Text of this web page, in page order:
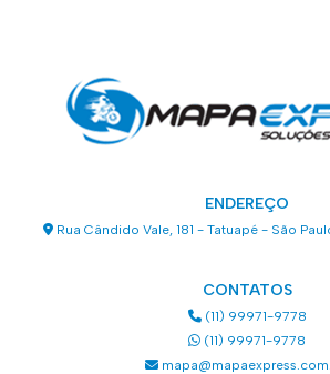
ENDEREÇO
Rua Cândido Vale, 181 - Tatuapé - São
CONTATOS
(11) 99971-9778
(11) 99971-9778